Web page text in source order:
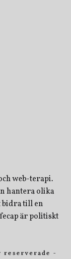
web-terapi.
hantera olika
bidra till en
är politiskt
reserverade -